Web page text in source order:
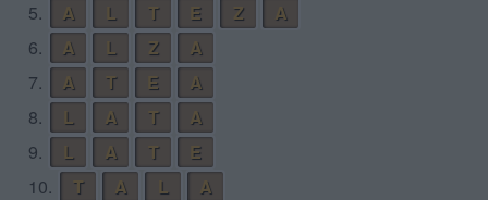
5.
A L T E Z
A
6.
A L Z
A
7.
A T E
A
8.
L A T
A
9.
L A T
E
10.
T A L
A